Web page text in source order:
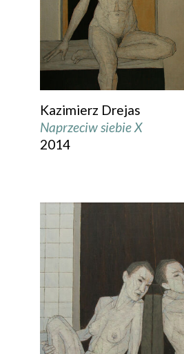
Kazimierz Drejas
Naprzeciw siebie X
2014